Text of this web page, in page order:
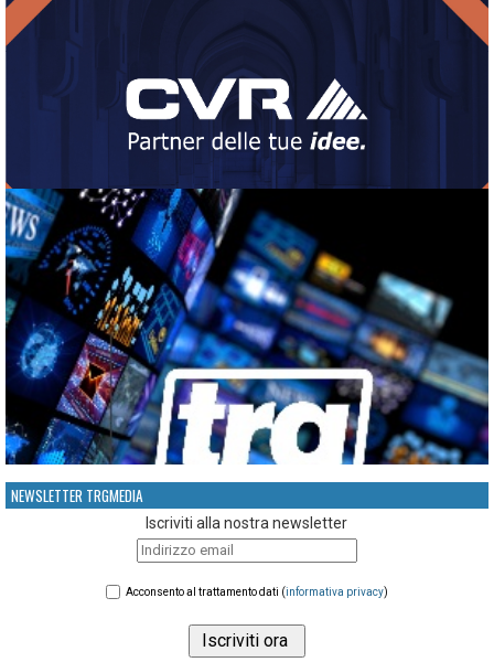
NEWSLETTER TRGMEDIA
Iscriviti alla nostra newsletter
Acconsento al trattamento dati (informativa privacy)